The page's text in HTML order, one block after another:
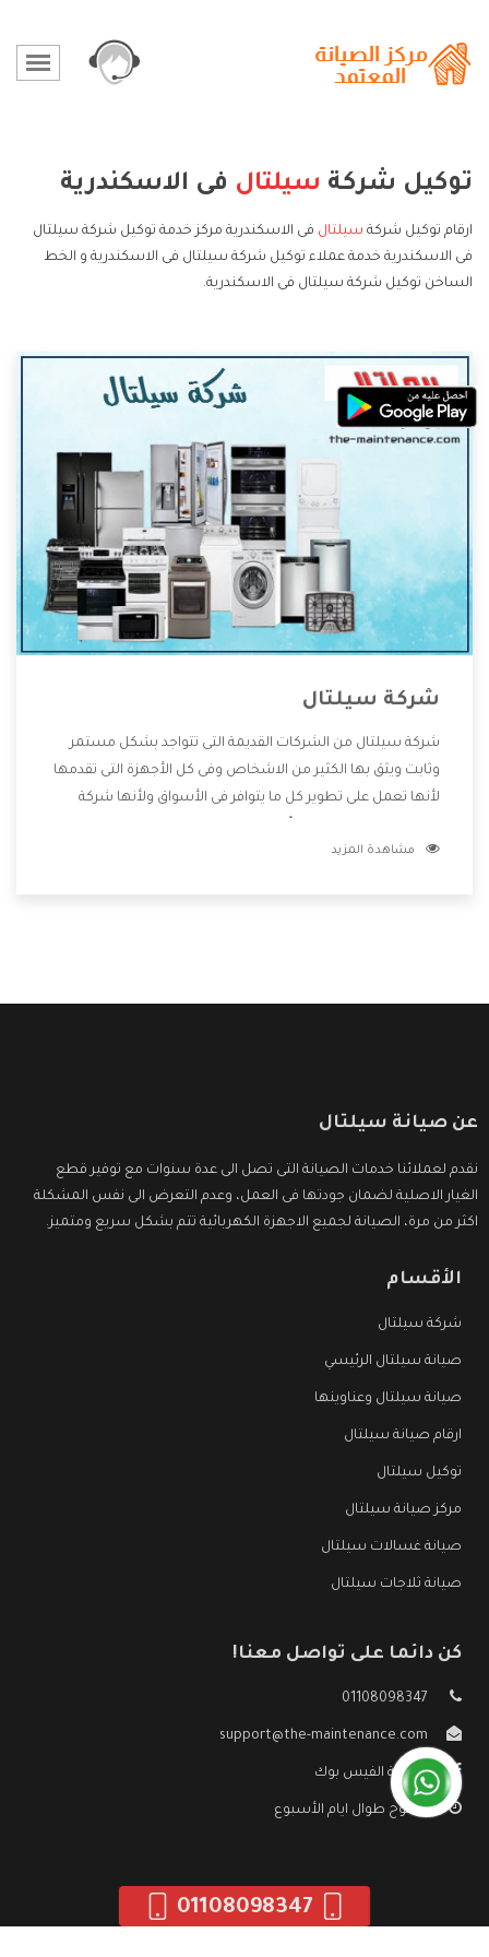
توكيل شركة سيلتال فى الاسكندرية
ارقام توكيل شركة سيلتال فى الاسكندرية مركز خدمة توكيل شركة سيلتال
فى الاسكندرية خدمة عملاء توكيل شركة سيلتال فى الاسكندرية و الخط
الساخن توكيل شركة سيلتال فى الاسكندرية.
شركة سيلتال
شركة سيلتال من الشركات القديمة التى تتواجد بشكل مستمر
وثابت ويثق بها الكثير من الاشخاص وفى كل الأجهزة التى تقدمها
لأنها تعمل على تطوير كل ما يتوافر فى الأسواق ولأنها شركة
وتقدم للعملاء أقوى العروض والخصومات التى تسهل على
مشاهدة المزيد
عن صيانة سيلتال
نقدم لعملائنا خدمات الصيانة التى تصل الى عدة سنوات مع توفير قطع
الغيار الاصلية لضمان جودتها فى العمل، وعدم التعرض الى نفس المشكلة
اكثر من مرة، الصيانة لجميع الاجهزة الكهربائية تتم بشكل سريع ومتميز.
الأقسام
شركة سيلتال
صيانة سيلتال الرئيسي
صيانة سيلتال وعناوينها
ارقام صيانة سيلتال
توكيل سيلتال
مركز صيانة سيلتال
صيانة غسالات سيلتال
صيانة ثلاجات سيلتال
كن دائما على تواصل معنا!
01108098347
support@the-maintenance.com
صفحة الفيس بوك
مفتوح طوال ايام الأسبوع
01108098347